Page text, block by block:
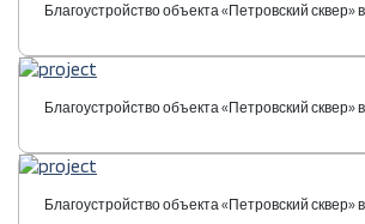
Благоустройство объекта «Петровский сквер»
Благоустройство объекта «Петровский сквер»
Благоустройство объекта «Петровский сквер»